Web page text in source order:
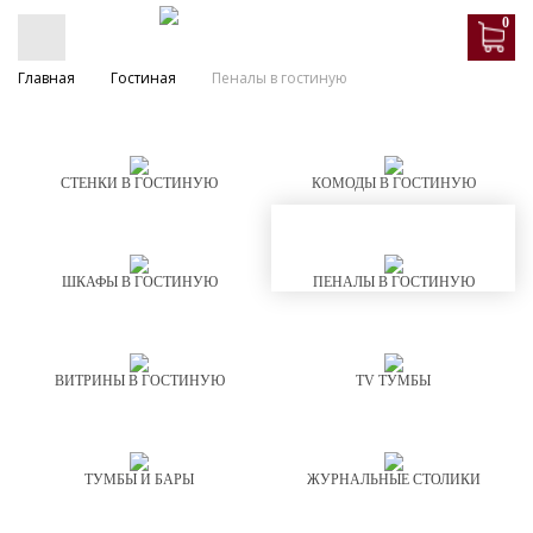
0
Главная Гостиная Пеналы в гостиную
СТЕНКИ В ГОСТИНУЮ КОМОДЫ В ГОСТИНУЮ
ШКАФЫ В ГОСТИНУЮ ПЕНАЛЫ В ГОСТИНУЮ
ВИТРИНЫ В ГОСТИНУЮ TV ТУМБЫ
ТУМБЫ И БАРЫ ЖУРНАЛЬНЫЕ СТОЛИКИ